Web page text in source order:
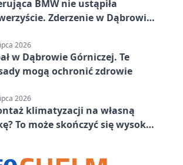
BMW nie ustąpiła
Zderzenie w Dąbrowie
2026
w Dąbrowie Górniczej. Te
mogą ochronić zdrowie
2026
klimatyzacji na własną
To może skończyć się wysoką